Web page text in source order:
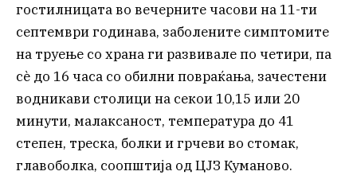
гостилницата во вечерните часови на 11-ти
септември годинава, заболените симптомите
на труење со храна ги развивале по четири, па
сè до 16 часа со обилни повраќања, зачестени
водникави столици на секои 10,15 или 20
минути, малаксаност, температура до 41
степен, треска, болки и грчеви во стомак,
главоболка, соопштија од ЦЈЗ Куманово.